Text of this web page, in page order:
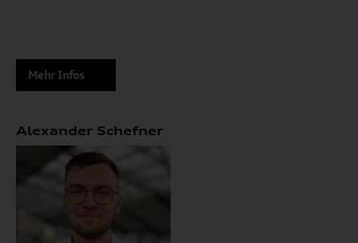
Mehr Infos
Alexander Schefner